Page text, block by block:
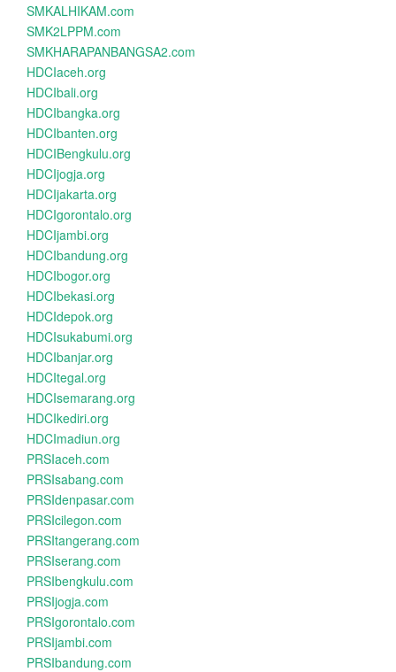
SMKALHIKAM.com
SMK2LPPM.com
SMKHARAPANBANGSA2.com
HDCIaceh.org
HDCIbali.org
HDCIbangka.org
HDCIbanten.org
HDCIBengkulu.org
HDCIjogja.org
HDCIjakarta.org
HDCIgorontalo.org
HDCIjambi.org
HDCIbandung.org
HDCIbogor.org
HDCIbekasi.org
HDCIdepok.org
HDCIsukabumi.org
HDCIbanjar.org
HDCItegal.org
HDCIsemarang.org
HDCIkediri.org
HDCImadiun.org
PRSIaceh.com
PRSIsabang.com
PRSIdenpasar.com
PRSIcilegon.com
PRSItangerang.com
PRSIserang.com
PRSIbengkulu.com
PRSIjogja.com
PRSIgorontalo.com
PRSIjambi.com
PRSIbandung.com